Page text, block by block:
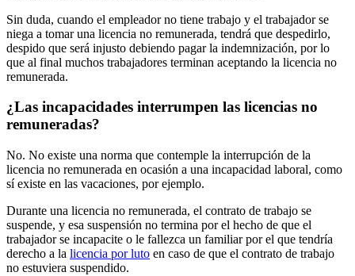
Sin duda, cuando el empleador no tiene trabajo y el trabajador se
niega a tomar una licencia no remunerada, tendrá que despedirlo,
despido que será injusto debiendo pagar la indemnización, por lo
que al final muchos trabajadores terminan aceptando la licencia no
remunerada.
¿Las incapacidades interrumpen las licencias no
remuneradas?
No. No existe una norma que contemple la interrupción de la
licencia no remunerada en ocasión a una incapacidad laboral, como
sí existe en las vacaciones, por ejemplo.
Durante una licencia no remunerada, el contrato de trabajo se
suspende, y esa suspensión no termina por el hecho de que el
trabajador se incapacite o le fallezca un familiar por el que tendría
derecho a la licencia por luto en caso de que el contrato de trabajo
no estuviera suspendido.